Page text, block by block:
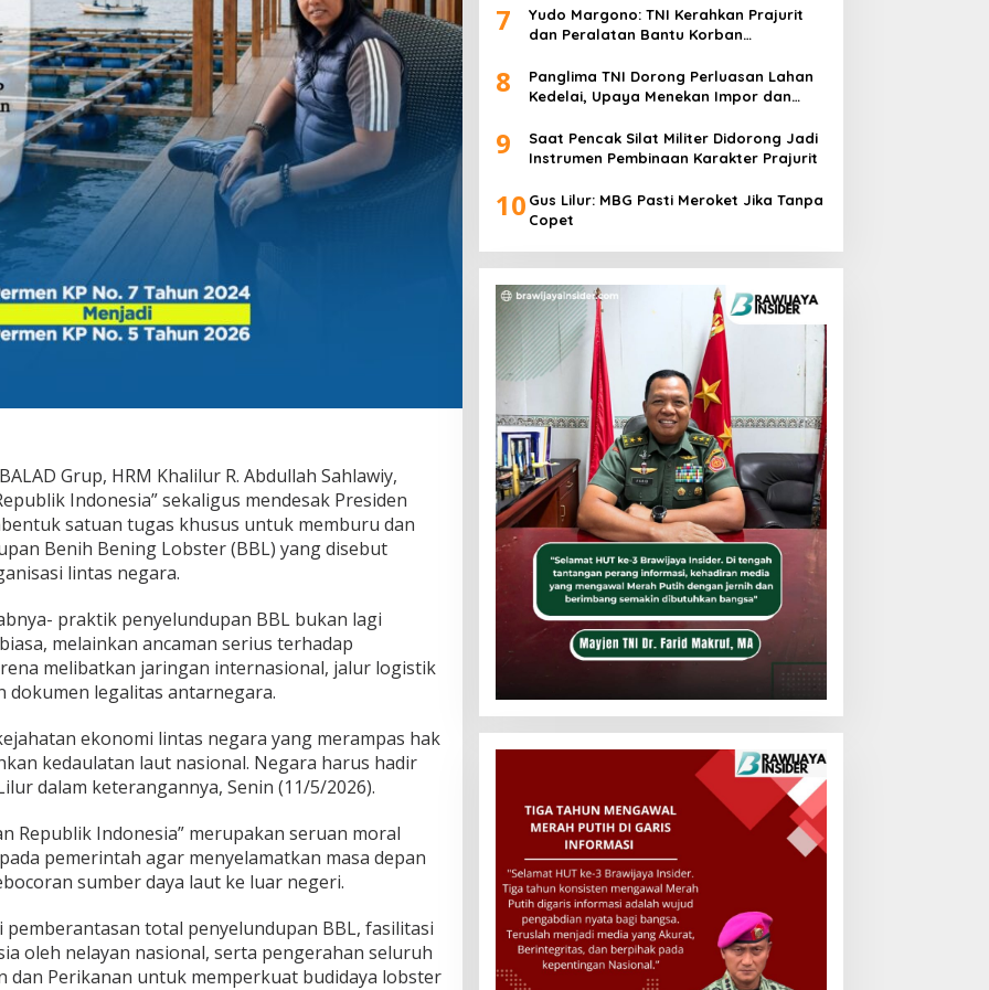
Grup, HRM Khalilur R. Abdullah Sahlawiy,
Indonesia” sekaligus mendesak Presiden
satuan tugas khusus untuk memburu dan
Benih Bening Lobster (BBL) yang disebut
lintas negara.
praktik penyelundupan BBL bukan lagi
melainkan ancaman serius terhadap
melibatkan jaringan internasional, jalur logistik
legalitas antarnegara.
ekonomi lintas negara yang merampas hak
kedaulatan laut nasional. Negara harus hadir
dalam keterangannya, Senin (11/5/2026).
Republik Indonesia” merupakan seruan moral
pemerintah agar menyelamatkan masa depan
sumber daya laut ke luar negeri.
total penyelundupan BBL, fasilitasi
oleh nelayan nasional, serta pengerahan seluruh
dan Perikanan untuk memperkuat budidaya lobster
7
Yudo Margono: TNI Kerahkan Prajurit
dan Peralatan Bantu Korban
8
Panglima TNI Dorong Perluasan Lahan
Kedelai, Upaya Menekan Impor dan
9
Saat Pencak Silat Militer Didorong Jadi
Instrumen Pembinaan Karakter Prajurit
10 Gus Lilur: MBG Pasti Meroket Jika Tanpa
Copet